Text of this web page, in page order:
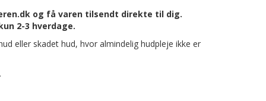
og få varen tilsendt direkte til dig.
2-3 hverdage.
eller skadet hud, hvor almindelig hudpleje ikke er